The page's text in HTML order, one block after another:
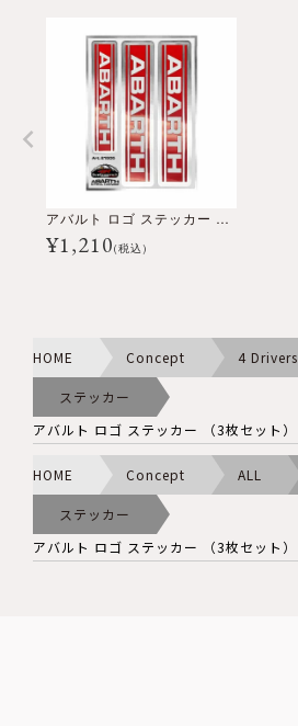
アバルト ロゴ ステッカー （3枚セット）
¥1,210(税込)
HOME Concept 4 Drivers
ステッカー
アバルト ロゴ ステッカー （3枚セット）
HOME Concept ALL
ステッカー
アバルト ロゴ ステッカー （3枚セット）